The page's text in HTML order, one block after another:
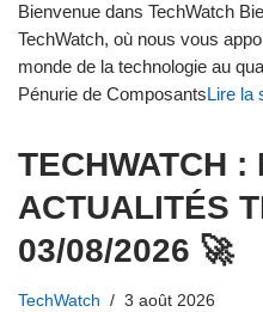
Bienvenue dans TechWatch
TechWatch, où nous vous
monde de la technologie au
Pénurie de ComposantsLire la
TECHWATCH
ACTUALITÉS
03/08/2026 🚀
TechWatch 3 août 2026